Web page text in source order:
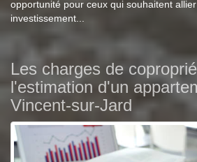
opportunité pour ceux qui souhaitent
investissement...
Les charges de
l'estimation d'un
Vincent-sur-Jard